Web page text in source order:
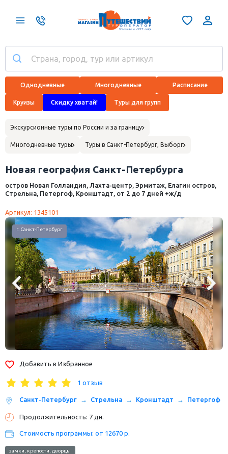
Однодневные Многодневные Расписание
Круизы Скидку хватай! Туры для групп
Экскурсионные туры по России и за границу
Многодневные туры Туры в Санкт-Петербург, Выборг
Новая география Санкт-Петербурга
остров Новая Голландия, Лахта-центр, Эрмитаж, Елагин остров,
Стрельна, Петергоф, Кронштадт, от 2 до 7 дней +ж/д
Артикул: 1345101
Храм Спаса-на-Крови, г. Санкт-Петербург
Добавить в Избранное
1 отзыв
Санкт-Петербург Стрельна Кронштадт Петергоф
Продолжительность: 7 дн.
Стоимость программы: от 12670 р.
замки, крепости, дворцы